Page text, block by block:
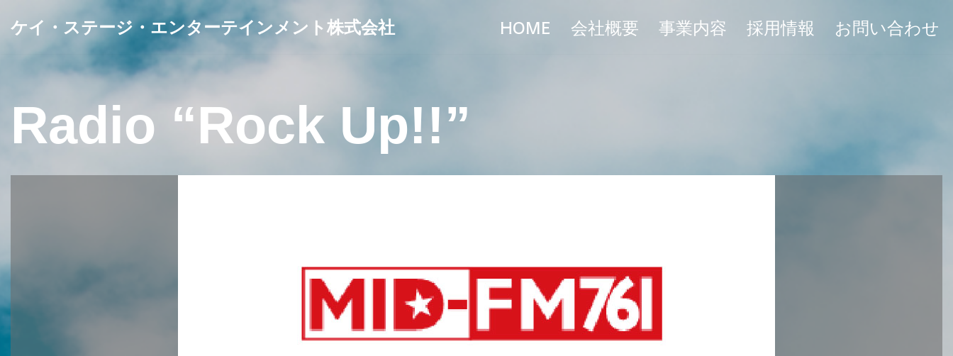
ン
ケイ・ステージ・エンターテインメント株式会社 HOME 会社概要 事業内容 採用情報 お問い合わせ
Radio “Rock Up!!”